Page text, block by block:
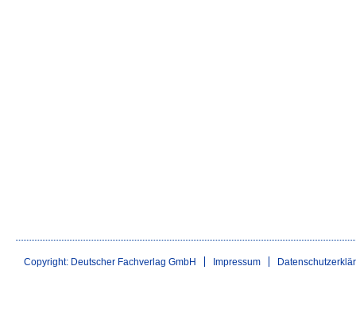
Copyright: Deutscher Fachverlag GmbH Impressum